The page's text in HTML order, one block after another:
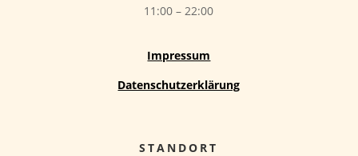
11:00 – 22:00
Impressum
Datenschutzerklärung
STANDORT